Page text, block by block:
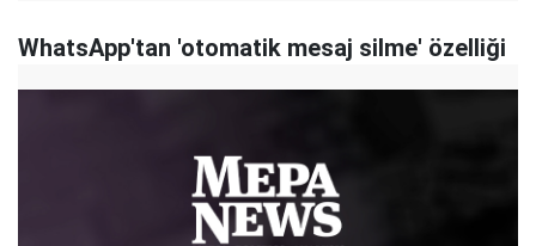
WhatsApp'tan 'otomatik mesaj silme' özelliği